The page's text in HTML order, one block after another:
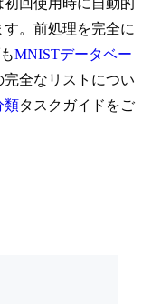
回使用時に自動的
。前処理を完全に
MNISTデータベー
全なリストについ
類タスクガイドをご